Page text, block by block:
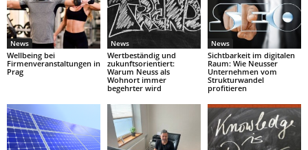
News
Wellbeing bei
Firmenveranstaltungen in
Prag
News
Wertbeständig und
zukunftsorientiert:
Warum Neuss als
Wohnort immer
begehrter wird
News
Sichtbarkeit im digitalen
Raum: Wie Neusser
Unternehmen vom
Strukturwandel
profitieren